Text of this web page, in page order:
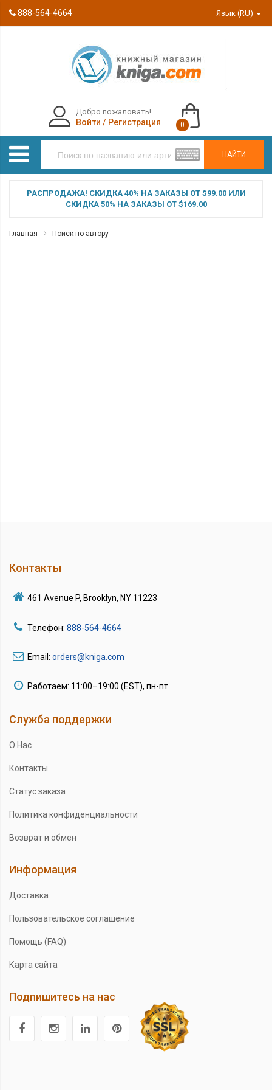
888-564-4664 Язык (RU)
НАЙТИ
Добро пожаловать!
Войти / Регистрация 0
РАСПРОДАЖА! СКИДКА 40% НА ЗАКАЗЫ ОТ $99.00 ИЛИ
СКИДКА 50% НА ЗАКАЗЫ ОТ $169.00
Главная Поиск по автору
Контакты
461 Avenue P, Brooklyn, NY 11223
Телефон: 888-564-4664
Email: orders@kniga.com
Работаем: 11:00–19:00 (EST), пн-пт
Служба поддержки
О Нас
Контакты
Статус заказа
Политика конфиденциальности
Возврат и обмен
Информация
Доставка
Пользовательское соглашение
Помощь (FAQ)
Карта сайта
Подпишитесь на нас